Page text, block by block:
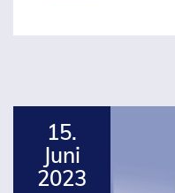
15.
Juni
2023